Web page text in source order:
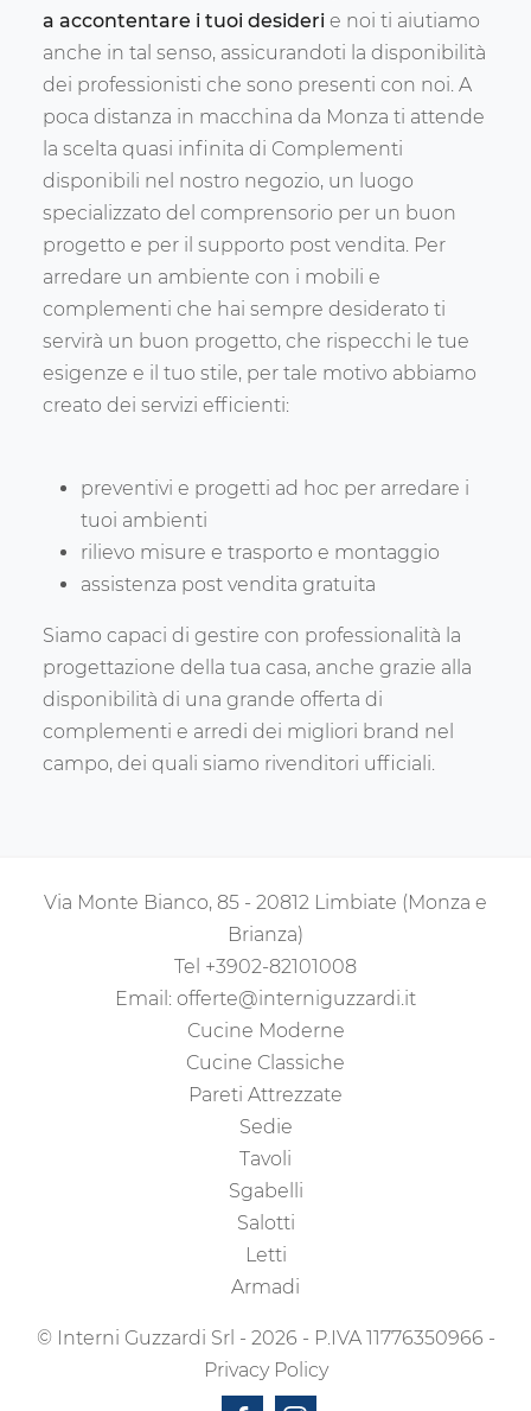
a accontentare i tuoi desideri e noi ti aiutiamo
anche in tal senso, assicurandoti la disponibilità
dei professionisti che sono presenti con noi. A
poca distanza in macchina da Monza ti attende
la scelta quasi infinita di Complementi
disponibili nel nostro negozio, un luogo
specializzato del comprensorio per un buon
progetto e per il supporto post vendita. Per
arredare un ambiente con i mobili e
complementi che hai sempre desiderato ti
servirà un buon progetto, che rispecchi le tue
esigenze e il tuo stile, per tale motivo abbiamo
creato dei servizi efficienti:
preventivi e progetti ad hoc per arredare i
tuoi ambienti
rilievo misure e trasporto e montaggio
assistenza post vendita gratuita
Siamo capaci di gestire con professionalità la
progettazione della tua casa, anche grazie alla
disponibilità di una grande offerta di
complementi e arredi dei migliori brand nel
campo, dei quali siamo rivenditori ufficiali.
Via Monte Bianco, 85 - 20812 Limbiate (Monza e
Brianza)
Tel +3902-82101008
Email: offerte@interniguzzardi.it
Cucine Moderne
Cucine Classiche
Pareti Attrezzate
Sedie
Tavoli
Sgabelli
Salotti
Letti
Armadi
© Interni Guzzardi Srl - 2026 - P.IVA 11776350966 -
Privacy Policy